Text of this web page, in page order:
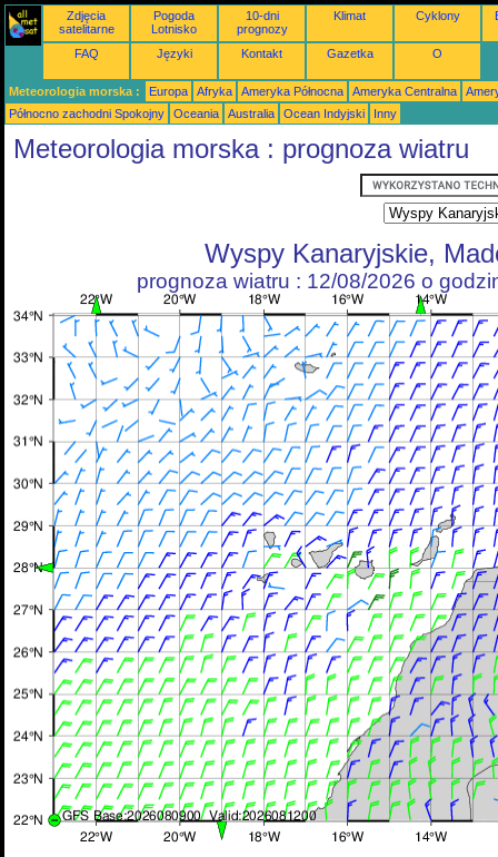
Zdjęcia
satelitarne
Pogoda
Lotnisko
10-dni
prognozy
Klimat Cyklony
FAQ Języki Kontakt Gazetka O
Meteorologia morska : Europa Afryka Ameryka Północna Ameryka Centralna
Północno zachodni Spokojny
Oceania Australia Ocean Indyjski Inny
Meteorologia morska : prognoza wiatru
Wyspy Kanaryjskie,
prognoza wiatru : 12/08/2026 o